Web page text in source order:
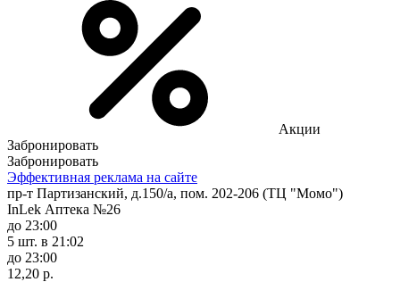
Акции
Забронировать
Забронировать
Эффективная реклама на сайте
пр-т Партизанский, д.150/а, пом. 202-206 (ТЦ "Момо")
InLek Аптека №26
до 23:00
5 шт. в 21:02
до 23:00
12,20 р.